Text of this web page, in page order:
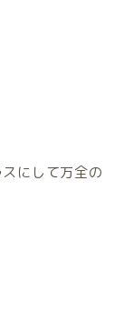
にして万全の